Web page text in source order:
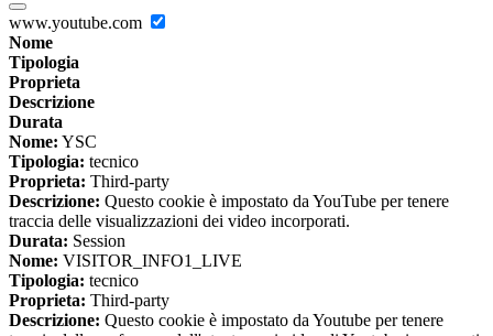
www.youtube.com
Nome
Tipologia
Proprieta
Descrizione
Durata
Nome: YSC
Tipologia: tecnico
Proprieta: Third-party
Descrizione: Questo cookie è impostato da YouTube per tenere
traccia delle visualizzazioni dei video incorporati.
Durata: Session
Nome: VISITOR_INFO1_LIVE
Tipologia: tecnico
Proprieta: Third-party
Descrizione: Questo cookie è impostato da Youtube per tenere